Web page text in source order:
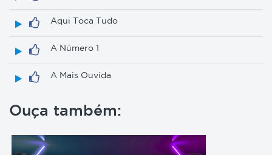
Aqui Toca Tudo
A Número 1
A Mais Ouvida
Ouça também: